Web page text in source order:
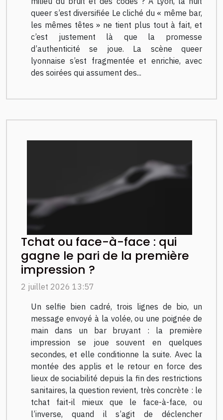
queer s’est diversifiée Le cliché du « même bar,
les mêmes têtes » ne tient plus tout à fait, et
c’est justement là que la promesse
d’authenticité se joue. La scène queer
lyonnaise s’est fragmentée et enrichie, avec
des soirées qui assument des...
Tchat ou face-à-face : qui
gagne le pari de la première
impression ?
2 juillet 2026 13:57
Un selfie bien cadré, trois lignes de bio, un
message envoyé à la volée, ou une poignée de
main dans un bar bruyant : la première
impression se joue souvent en quelques
secondes, et elle conditionne la suite. Avec la
montée des applis et le retour en force des
lieux de sociabilité depuis la fin des restrictions
sanitaires, la question revient, très concrète : le
tchat fait-il mieux que le face-à-face, ou
l’inverse, quand il s’agit de déclencher